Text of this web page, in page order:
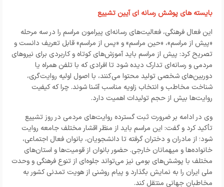
بایسته های پوشش رسانه ای آیین تشییع
این فعال فرهنگی، فعالیت‌های رسانه‌ای پیرامون مراسم را در سه مرحله
«پیش از مراسم»، «حین مراسم» و «پس از مراسم» قابل تعریف دانست و
تصریح کرد: پیش از مراسم باید آموزش‌های کوتاه و کاربردی برای نیروهای
مردمی و رسانه‌ای تدارک دیده شود تا افرادی که با تلفن همراه یا
دوربین‌های شخصی تولید محتوا می‌کنند، با اصول اولیه روایت‌گری،
شناخت مخاطب و انتخاب زاویه مناسب آشنا شوند. چرا که کیفیت
روایت‌ها بیش از حجم تولیدات اهمیت دارد.
وی در ادامه بر ضرورت ثبت گسترده روایت‌های مردمی در روز تشییع
تأکید کرد و گفت: این مراسم باید از منظر اقشار مختلف جامعه روایت
شود؛ از مادران و دختران گرفته تا دانشجویان، بانوان فعال اجتماعی،
خانواده‌ها و میهمانان خارجی. حضور بانوان از قومیت‌ها و استان‌های
مختلف با پوشش‌های بومی نیز می‌تواند جلوه‌ای از تنوع فرهنگی و وحدت
ملی ایران را به نمایش بگذارد و پیام روشنی از هویت تمدنی کشور به
مخاطبان جهانی منتقل کند.